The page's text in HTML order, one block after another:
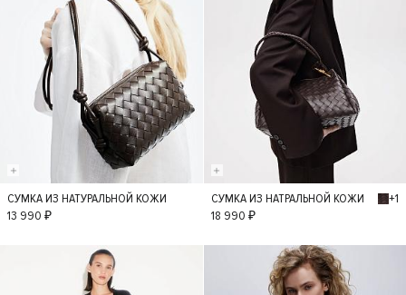
S
СУМКА ИЗ НАТУРАЛЬНОЙ КОЖИ
13 990 ₽
S
СУМКА ИЗ НАТРАЛЬНОЙ КОЖИ
+1
18 990 ₽